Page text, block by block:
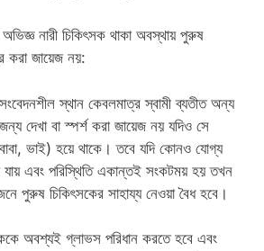
নারী চিকিৎসক থাকা অবস্থায় পুরুষ
করা জায়েজ নয়:
স্থান কেবলমাত্র স্বামী ব্যতীত অন্য
দেখা বা স্পর্শ করা জায়েজ নয় যদিও সে
ভাই) হয়ে থাকে। তবে যদি কোনও যোগ্য
যায় এবং পরিস্থিতি একান্তই সংকটময় হয় তখন
পুরুষ চিকিৎসকের সাহায্য নেওয়া বৈধ হবে।
অবশ্যই গ্লাভস পরিধান করতে হবে এবং